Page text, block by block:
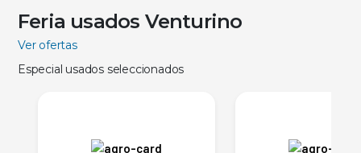
Feria usados Venturino
Ver ofertas
Especial usados seleccionados